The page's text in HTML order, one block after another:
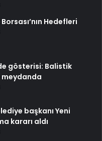
Hedefleri
gösterisi: Balistik
başkanı Yeni
kararı aldı